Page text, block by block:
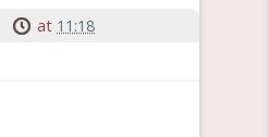
at 11:18